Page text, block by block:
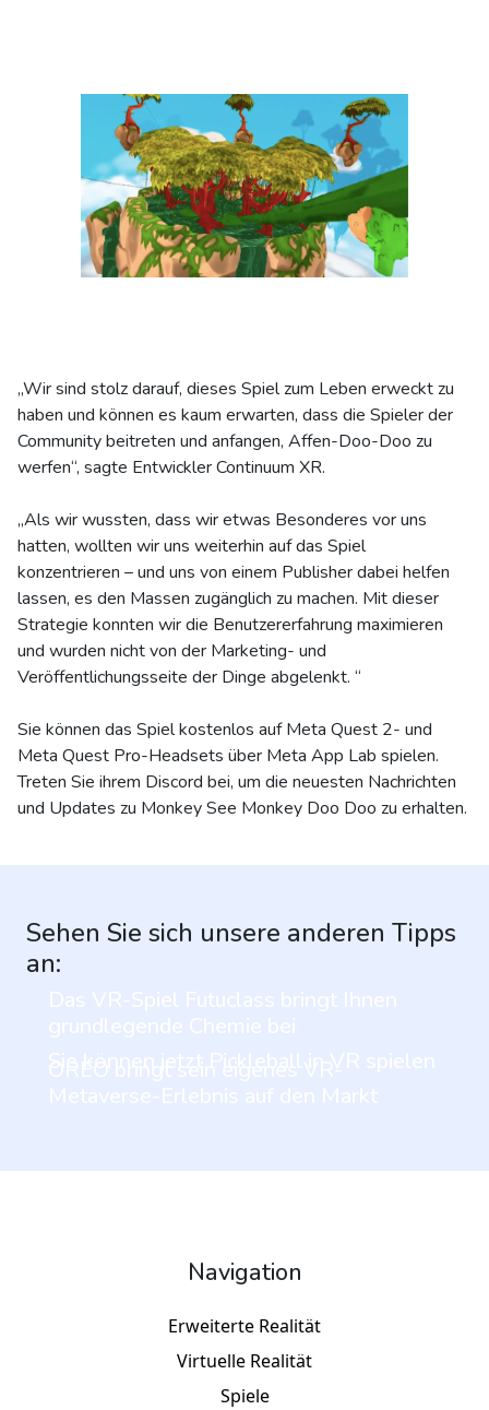
„Wir sind stolz darauf, dieses Spiel zum Leben erweckt zu
haben und können es kaum erwarten, dass die Spieler der
Community beitreten und anfangen, Affen-Doo-Doo zu
werfen“, sagte Entwickler Continuum XR.
„Als wir wussten, dass wir etwas Besonderes vor uns
hatten, wollten wir uns weiterhin auf das Spiel
konzentrieren – und uns von einem Publisher dabei helfen
lassen, es den Massen zugänglich zu machen. Mit dieser
Strategie konnten wir die Benutzererfahrung maximieren
und wurden nicht von der Marketing- und
Veröffentlichungsseite der Dinge abgelenkt. “
Sie können das Spiel kostenlos auf Meta Quest 2- und
Meta Quest Pro-Headsets über Meta App Lab spielen.
Treten Sie ihrem Discord bei, um die neuesten Nachrichten
und Updates zu Monkey See Monkey Doo Doo zu erhalten.
Sehen Sie sich unsere anderen Tipps
an:
Navigation
Erweiterte Realität
Virtuelle Realität
Spiele